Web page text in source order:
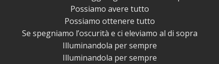
Possiamo avere tutto
Possiamo ottenere tutto
Se spegniamo l’oscurità e ci eleviamo al di sopra
Illuminandola per sempre
Illuminandola per sempre